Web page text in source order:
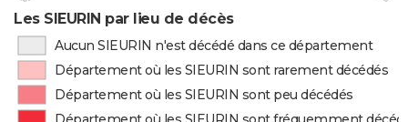
Les SIEURIN par lieu de décès
Aucun SIEURIN n'est décédé dans ce département
Département où les SIEURIN sont rarement décédés
Département où les SIEURIN sont peu décédés